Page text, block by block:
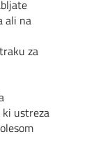
ali na
za
ki ustreza